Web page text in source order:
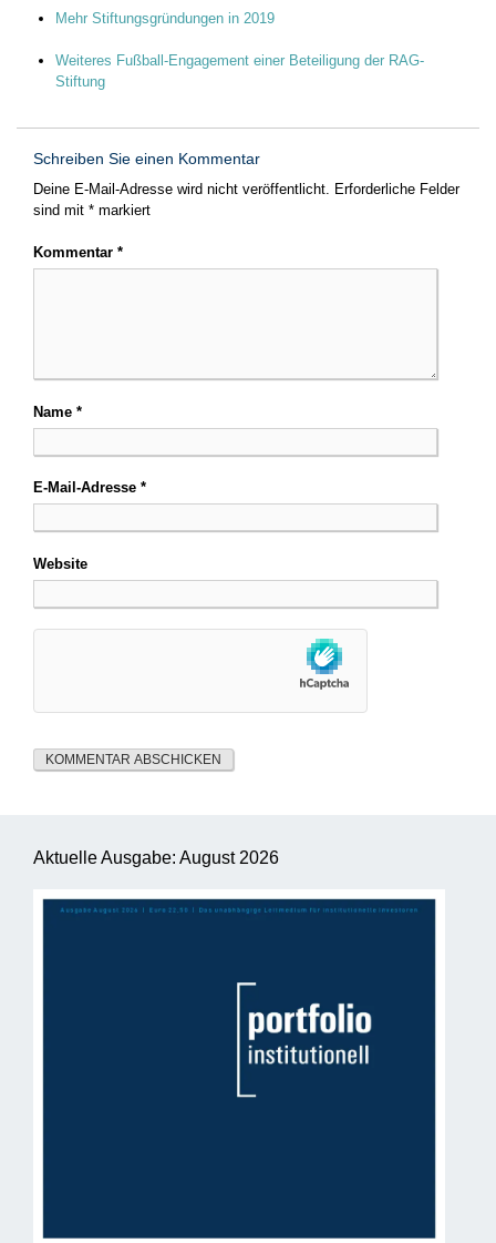
Mehr Stiftungsgründungen in 2019
Weiteres Fußball-Engagement einer Beteiligung der RAG-
Stiftung
Schreiben Sie einen Kommentar
Deine E-Mail-Adresse wird nicht veröffentlicht. Erforderliche Felder
sind mit * markiert
Kommentar *
Name *
E-Mail-Adresse *
Website
Aktuelle Ausgabe: August 2026